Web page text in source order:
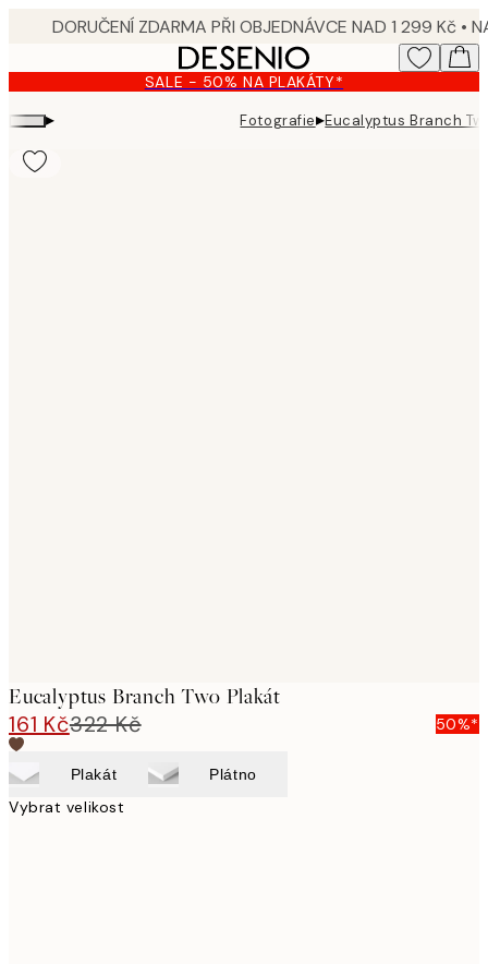
content.
SALE - 50% NA PLAKÁTY*
▸ Fotografie▸Eucalyptus Branch
Eucalyptus Branch Two Plakát
161 Kč322 Kč 50%*
Plakát Plátno
Vybrat velikost